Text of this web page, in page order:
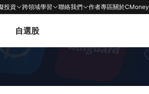
投資 跨領域學習 聯絡我們 作者專區關於CMoney
自選股